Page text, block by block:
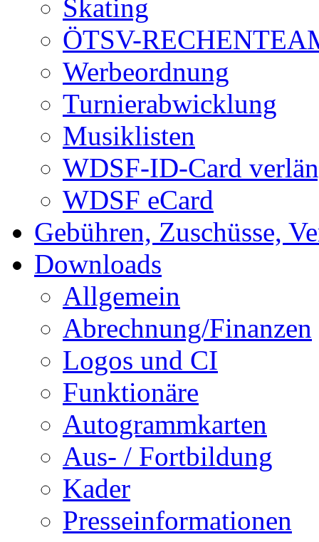
Skating
ÖTSV-
Werbeordnung
Turnierabwicklung
Musiklisten
WDSF-ID-Card
WDSF eCard
Gebühren, Zuschüsse,
Downloads
Allgemein
Abrechnung/Finanzen
Logos und CI
Funktionäre
Autogrammkarten
Aus- / Fortbildung
Kader
Presseinformationen